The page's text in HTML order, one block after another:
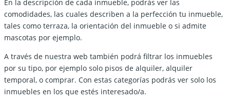
En la descripción de cada inmueble, podrás ver las
comodidades, las cuales describen a la perfección tu inmueble,
tales como terraza, la orientación del inmueble o si admite
mascotas por ejemplo.
A través de nuestra web también podrá filtrar los inmuebles
por su tipo, por ejemplo solo pisos de alquiler, alquiler
temporal, o comprar. Con estas categorías podrás ver solo los
inmuebles en los que estés interesado/a.